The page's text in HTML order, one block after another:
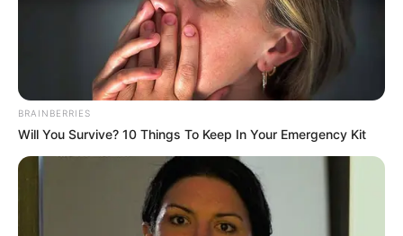
BRAINBERRIES
Will You Survive? 10 Things To Keep In Your Emergency Kit